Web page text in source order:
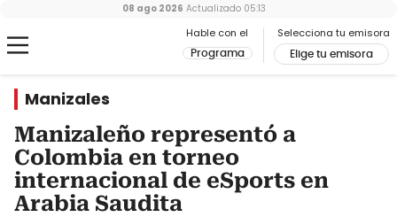
Hable con el
Programa
Selecciona tu emisora
Elige tu emisora
08 ago 2026 Actualizado 05:13
Manizales
Manizaleño representó a
Colombia en torneo
internacional de eSports en
Arabia Saudita